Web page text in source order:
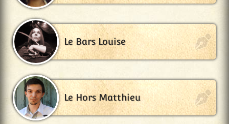
Le Bars Louise
Le Hors Matthieu